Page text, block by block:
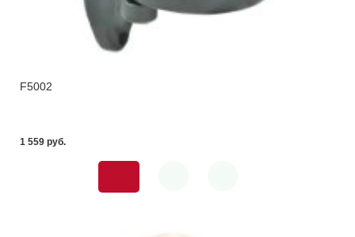
F5002
1 559 pуб.